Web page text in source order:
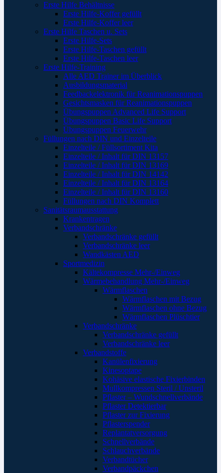
Erste Hilfe Behältnisse
Erste Hilfe-Koffer gefüllt
Erste Hilfe-Koffer leer
Erste Hilfe Taschen u. Sets
Erste Hilfe-Sets
Erste Hilfe-Taschen gefüllt
Erste Hilfe-Taschen leer
Erste Hilfe-Training
Alle AED Trainer im Überblick
Ausbildungsmaterial
Feedbackelektronik für Reanimationspuppen
Gesichtsmasken für Reanimationspuppen
Übungspuppen Advanced Life Support
Übungspuppen Basic Life Support
Übungspuppen Feuerwehr
Füllungen nach DIN und Einzelteile
Einzelteile / Füllsortiment Kita
Einzelteile / Inhalt für DIN 13157
Einzelteile / Inhalt für DIN 13169
Einzelteile / Inhalt für DIN 14142
Einzelteile / Inhalt für DIN 13164
Einzelteile / Inhalt für DIN 13160
Füllungen nach DIN Komplett
Sanitätsraumausstattung
Krankentragen
Verbandschränke
Verbandschränke gefüllt
Verbandschränke leer
Wandkästen AED
Sportmedizin
Kältekompresse Mehr-/Einweg
Wärmebehandlung Mehr-/Einweg
Wärmflaschen
Wärmflaschen mit Bezug
Wärmflaschen ohne Bezug
Wärmflaschen Plüschtier
Verbandschränke
Verbandschränke gefüllt
Verbandschränke leer
Verbandstoffe
Kanülenfixierung
Kinesoptape
Kohäsive elastische Fixierbinden
Mullkompressen Steril / Unsteril
Pflaster – Wundschnellverbände
Pflaster Detektierbar
Pflaster zur Fixierung
Pflasterspender
Replantatversorgung
Schnellverbände
Schlauchverbände
Verbandtücher
Verbandpäckchen